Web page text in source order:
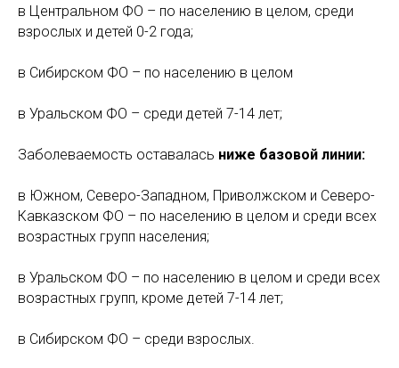
в Центральном ФО – по населению в целом, среди
взрослых и детей 0-2 года;
в Сибирском ФО – по населению в целом
в Уральском ФО – среди детей 7-14 лет;
Заболеваемость оставалась ниже базовой линии:
в Южном, Северо-Западном, Приволжском и Северо-
Кавказском ФО – по населению в целом и среди всех
возрастных групп населения;
в Уральском ФО – по населению в целом и среди всех
возрастных групп, кроме детей 7-14 лет;
в Сибирском ФО – среди взрослых.